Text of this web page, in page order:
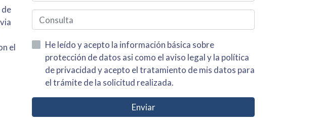
el
He leído y acepto la información básica sobre
protección de datos asi como el aviso legal y la política
de privacidad y acepto el tratamiento de mis datos para
el trámite de la solicitud realizada.
Enviar